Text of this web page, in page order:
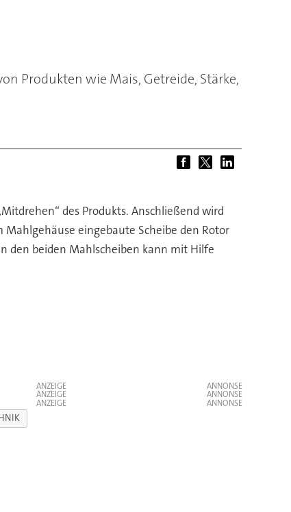
Produkten wie Mais, Getreide, Stärke,
des Produkts. Anschließend wird
eingebaute Scheibe den Rotor
den beiden Mahlscheiben kann mit Hilfe
ANZEIGE
ANZEIGE
ANZEIGE